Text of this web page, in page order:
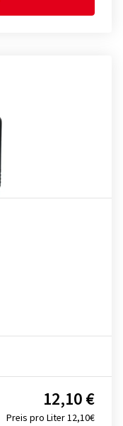
Preis pro Liter 12,10€
12,10 €